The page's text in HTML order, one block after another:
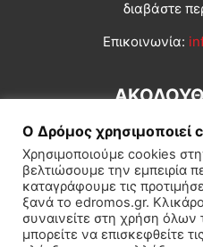
διαβάστε
Επικοινωνία:
Εγγραφή συνδρομητή
Ο Δρόμος χρησιμοποιεί
Χρησιμοποιούμε cookies
βελτιώσουμε την εμπειρία
καταγράφουμε τις
ξανά το edromos.gr.
συναινείτε στη χρήση
μπορείτε να επισκεφθείτε